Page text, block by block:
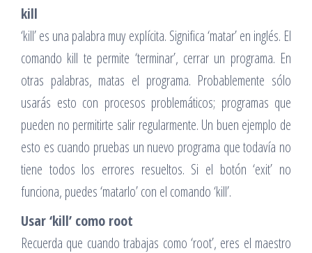
kill
‘kill’ es una palabra muy explícita. Significa ‘matar’ en inglés. El
comando kill te permite ‘terminar’, cerrar un programa. En
otras palabras, matas el programa. Probablemente sólo
usarás esto con procesos problemáticos; programas que
pueden no permitirte salir regularmente. Un buen ejemplo de
esto es cuando pruebas un nuevo programa que todavía no
tiene todos los errores resueltos. Si el botón ‘exit’ no
funciona, puedes ‘matarlo’ con el comando ‘kill’.
Usar ‘kill’ como root
Recuerda que cuando trabajas como ‘root’, eres el maestro